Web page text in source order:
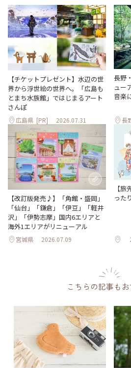
【チケットプレゼント】水辺の世
界から浮世絵の世界へ。「広島も
とまち水族館」ではじまるアート
さんぽ
広島県 [PR] 2026.07.31
長野
ュー
音楽
長
【改訂版発売♪】「角館・盛岡」
「仙台」「鎌倉」「伊豆」「軽井
沢」「伊勢志摩」国内6エリアと
海外1エリアがリニューアル
宮城県 2026.07.09
【
った
こちらの記事も